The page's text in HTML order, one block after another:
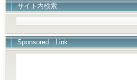
サイト内検索
Sponsored Link